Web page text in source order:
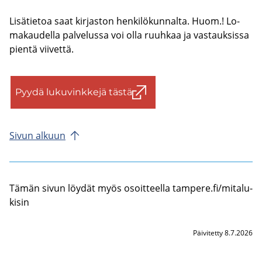
Li­sä­tie­toa saat kir­jas­ton hen­ki­lö­kun­nal­ta. Huom.! Lo­
ma­kau­del­la pal­ve­lus­sa voi olla ruuh­kaa ja vas­tauk­sis­sa
pien­tä vii­vet­tä.
Pyydä lu­ku­vink­ke­jä tästä
Sivun al­kuun
Tämän sivun löy­dät myös osoit­teel­la tam­pe­re.fi/mi­ta­lu­
ki­sin
Päivitetty 8.7.2026